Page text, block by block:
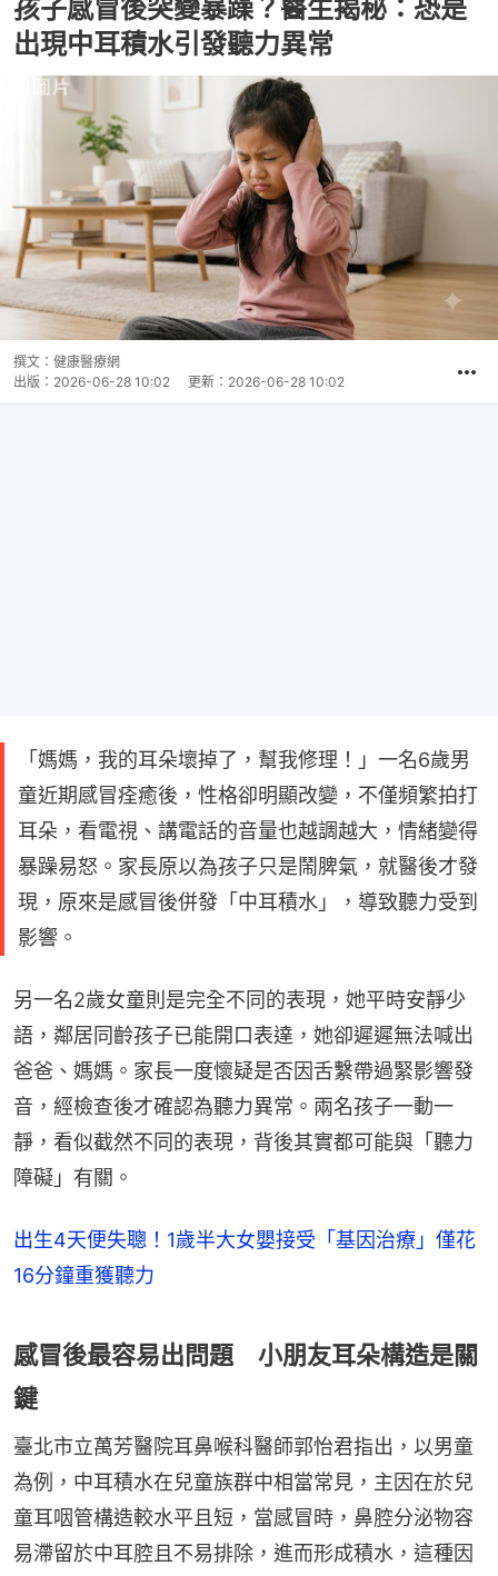
孩子感冒後突變暴躁？醫生揭秘：恐是
出現中耳積水引發聽力異常
撰文： 健康醫療網
出版： 2026-06-28 10:02 更新： 2026-06-28 10:02
「媽媽，我的耳朵壞掉了，幫我修理！」一名6歲男
童近期感冒痊癒後，性格卻明顯改變，不僅頻繁拍打
耳朵，看電視、講電話的音量也越調越大，情緒變得
暴躁易怒。家長原以為孩子只是鬧脾氣，就醫後才發
現，原來是感冒後併發「中耳積水」，導致聽力受到
影響。
另一名2歲女童則是完全不同的表現，她平時安靜少
語，鄰居同齡孩子已能開口表達，她卻遲遲無法喊出
爸爸、媽媽。家長一度懷疑是否因舌繫帶過緊影響發
音，經檢查後才確認為聽力異常。兩名孩子一動一
靜，看似截然不同的表現，背後其實都可能與「聽力
障礙」有關。
出生4天便失聰！1歲半大女嬰接受「基因治療」僅花
16分鐘重獲聽力
感冒後最容易出問題 小朋友耳朵構造是關
鍵
臺北市立萬芳醫院耳鼻喉科醫師郭怡君指出，以男童
為例，中耳積水在兒童族群中相當常見，主因在於兒
童耳咽管構造較水平且短，當感冒時，鼻腔分泌物容
易滯留於中耳腔且不易排除，進而形成積水，這種因